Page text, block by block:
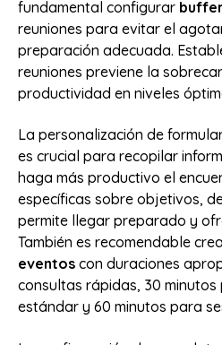
fundamental configurar
reuniones para evitar el
preparación adecuada.
reuniones previene la
productividad en niveles
La personalización de
es crucial para recopilar
haga más productivo el
específicas sobre objetivos,
permite llegar preparado y
También es recomendable
eventos con duraciones
consultas rápidas, 30 minutos
estándar y 60 minutos para